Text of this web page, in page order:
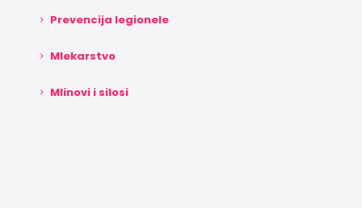
Prevencija legionele
Mlekarstvo
Mlinovi i silosi